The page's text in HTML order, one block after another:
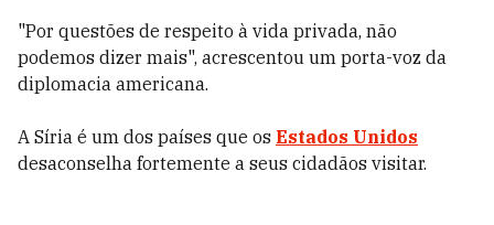
"Por questões de respeito à vida privada, não
podemos dizer mais", acrescentou um porta-voz da
diplomacia americana.
A Síria é um dos países que os Estados Unidos
desaconselha fortemente a seus cidadãos visitar.